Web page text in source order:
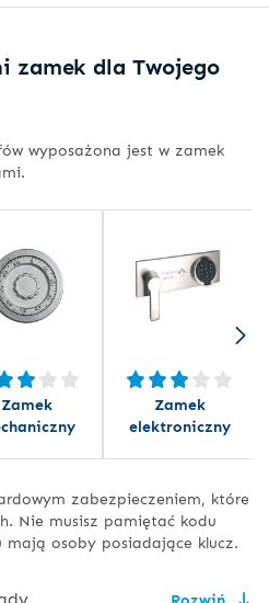
zamek dla Twojego
wyposażona jest w zamek
Zamek
Zamek
elektroniczny
zabezpieczeniem, które
Nie musisz pamiętać kodu
osoby posiadające klucz.
Rozwiń